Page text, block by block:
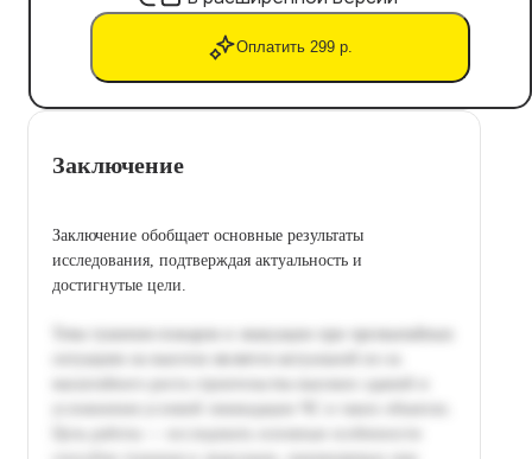
Оплатить 299 р.
Заключение
Заключение обобщает основные результаты
исследования, подтверждая актуальность и
достигнутые цели.